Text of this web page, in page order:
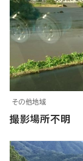
その他地域
撮影場所不明